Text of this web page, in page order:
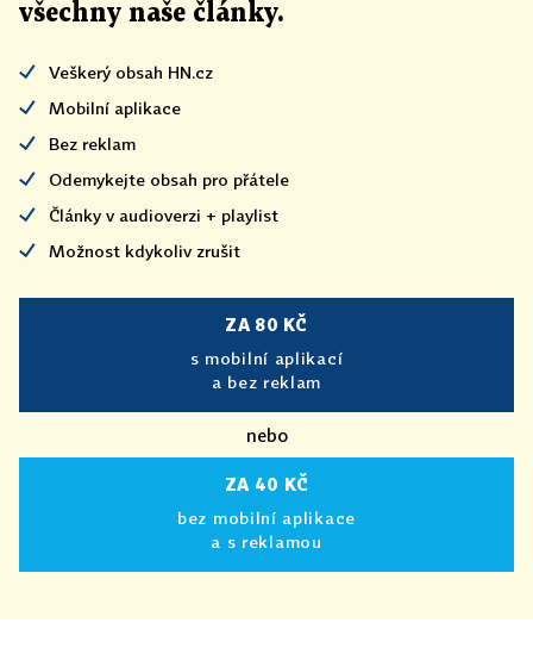
všechny naše články.
Veškerý obsah HN.cz
Mobilní aplikace
Bez reklam
Odemykejte obsah pro přátele
Články v audioverzi + playlist
Možnost kdykoliv zrušit
ZA 80 KČ
s mobilní aplikací
a bez reklam
nebo
ZA 40 KČ
bez mobilní aplikace
a s reklamou